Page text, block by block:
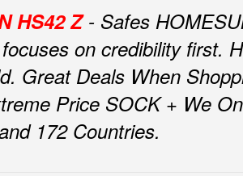
HS42 Z- Safes
on credibility first.
Great Deals When
Price SOCK + We
172 Countries.